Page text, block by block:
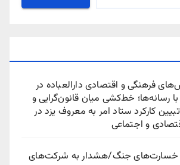
فرهنگی و اقتصادی دارالعباده در
رسانه‌ها؛ خط‌کشی میان قانون‌گرایی و
کارکرد ستاد امر به معروف یزد در
و اجتماعی
۷۰ درصد خسارت‌های جنگ/هشدار به شرکت‌های